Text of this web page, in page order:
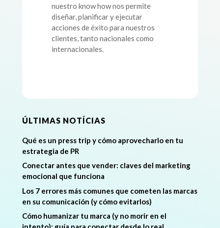
nuestro know how nos permite
diseñar, planificar y ejecutar
acciones de éxito para nuestros
clientes, tanto nacionales como
internacionales.
ÚLTIMAS NOTÍCIAS
Qué es un press trip y cómo aprovecharlo en tu
estrategia de PR
Conectar antes que vender: claves del marketing
emocional que funciona
Los 7 errores más comunes que cometen las marcas
en su comunicación (y cómo evitarlos)
Cómo humanizar tu marca (y no morir en el